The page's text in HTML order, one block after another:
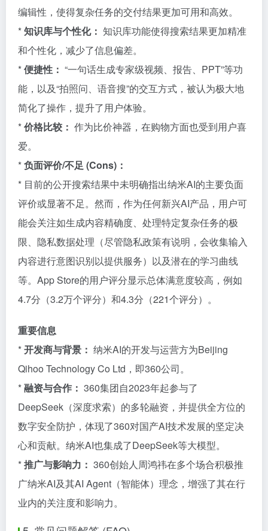
编辑性，使得复杂任务的交付结果更加可用和高效。
*知识库与个性化： 知识库功能使得搜索结果更加精准
和个性化，减少了信息偏差。
*便捷性： “一句话生成专家级视频、报告、PPT”等功
能，以及“拍照问、语音搜”的交互方式，被认为极大地
简化了操作，提升了用户体验。
*价格比较： 作为比价神器，在购物方面也受到用户喜
爱。
*负面评价/不足 (Cons)：
* 目前的公开搜索结果中未明确指出纳米AI的主要负面
评价或显著不足。然而，作为任何新兴AI产品，用户可
能会关注如生成内容精确度、处理特定复杂任务的极
限、隐私数据处理（尽管隐私政策有说明，会收集输入
内容进行意图识别以提供服务）以及潜在的学习曲线
等。App Store的用户评分显示总体满意度较高，例如
4.7分（3.2万个评分）和4.3分（221个评分）。
重要信息
*开发商与背景： 纳米AI的开发与运营方为Beijing
Qihoo Technology Co Ltd，即360公司。
*融资与合作： 360集团自2023年起参与了
DeepSeek（深度求索）的多轮融资，并提供全方位的
数字安全防护，体现了360对国产AI技术发展的坚定决
心和贡献。纳米AI也集成了DeepSeek等大模型。
*推广与影响力： 360创始人周鸿祎在多个场合积极推
广纳米AI及其AI Agent（智能体）理念，增强了其在行
业内的关注度和影响力。